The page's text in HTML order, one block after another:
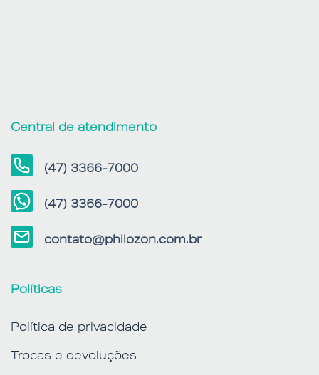
Central de atendimento
(47) 3366-7000
(47) 3366-7000
contato@philozon.com.br
Políticas
Política de privacidade
Trocas e devoluções